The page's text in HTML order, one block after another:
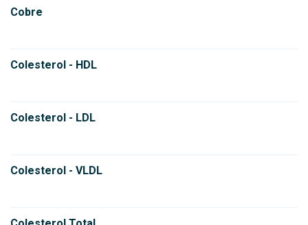
Cobre
Colesterol - HDL
Colesterol - LDL
Colesterol - VLDL